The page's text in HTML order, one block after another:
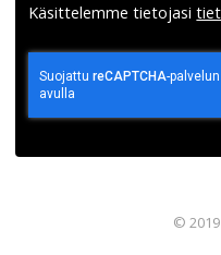
Käsittelemme tietojasi
©